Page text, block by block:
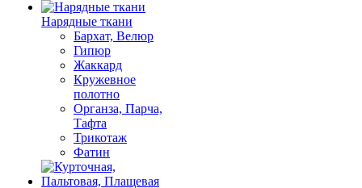
Нарядные ткани
Бархат, Велюр
Гипюр
Жаккард
Кружевное
полотно
Органза, Парча,
Тафта
Трикотаж
Фатин